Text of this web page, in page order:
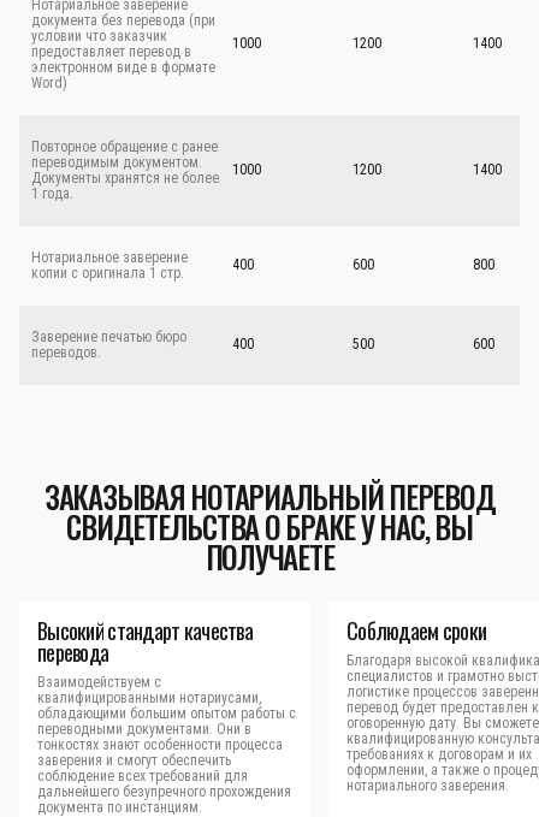
Нотариальное заверение
документа без перевода (при
условии что заказчик
предоставляет перевод в
электронном виде в формате
Word)
1000 1200 1400
Повторное обращение с ранее
переводимым документом.
Документы хранятся не более
1 года.
1000 1200 1400
Нотариальное заверение
копии с оригинала 1 стр.
400 600 800
Заверение печатью бюро
переводов.
400 500 600
ЗАКАЗЫВАЯ НОТАРИАЛЬНЫЙ ПЕРЕВОД
СВИДЕТЕЛЬСТВА О БРАКЕ У НАС, ВЫ
ПОЛУЧАЕТЕ
Высокий стандарт качества
перевода
Взаимодействуем с
квалифицированными нотариусами,
обладающими большим опытом работы с
переводными документами. Они в
тонкостях знают особенности процесса
заверения и смогут обеспечить
соблюдение всех требований для
дальнейшего безупречного прохождения
документа по инстанциям.
Соблюдаем сроки
Благодаря высокой
специалистов и грамотно
логистике процессов
перевод будет предоставлен
оговоренную дату. Вы
квалифицированную
требованиях к договорам и их
оформлении, а также о
нотариального заверения.